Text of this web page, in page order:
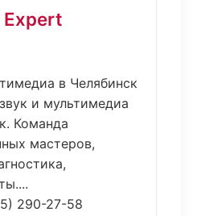
Expert
в Челябинск
и мультимедиа
Команда
мастеров,
290-27-58